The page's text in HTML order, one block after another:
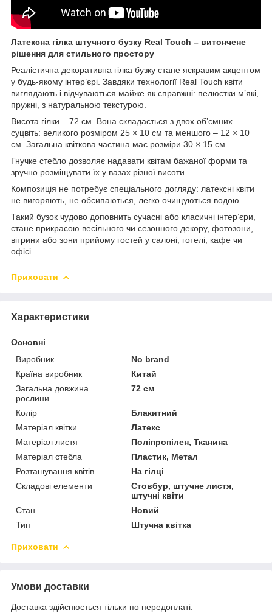
Латексна гілка штучного бузку Real Touch – витончене
рішення для стильного простору
Реалістична декоративна гілка бузку стане яскравим акцентом
у будь-якому інтер’єрі. Завдяки технології Real Touch квіти
виглядають і відчуваються майже як справжні: пелюстки м’які,
пружні, з натуральною текстурою.
Висота гілки – 72 см. Вона складається з двох об’ємних
суцвіть: великого розміром 25 × 10 см та меншого – 12 × 10
см. Загальна квіткова частина має розміри 30 × 15 см.
Гнучке стебло дозволяє надавати квітам бажаної форми та
зручно розміщувати їх у вазах різної висоти.
Композиція не потребує спеціального догляду: латексні квіти
не вигоряють, не обсипаються, легко очищуються водою.
Такий бузок чудово доповнить сучасні або класичні інтер’єри,
стане прикрасою весільного чи сезонного декору, фотозони,
вітрини або зони прийому гостей у салоні, готелі, кафе чи
офісі.
Приховати
Характеристики
Основні
Виробник
No brand
Країна виробник
Китай
Загальна довжина
рослини
72 см
Колір
Блакитний
Матеріал квітки
Латекс
Матеріал листя
Поліпропілен, Тканина
Матеріал стебла
Пластик, Метал
Розташування квітів
На гілці
Складові елементи
Стовбур, штучне листя,
штучні квіти
Стан
Новий
Тип
Штучна квітка
Приховати
Умови доставки
Доставка здійснюється тільки по передоплаті.